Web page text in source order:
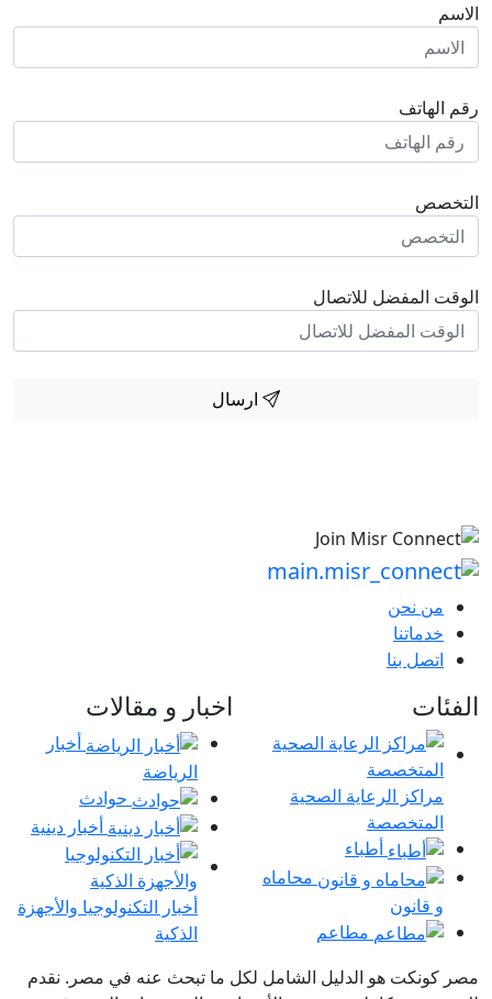
الاسم
رقم الهاتف
التخصص
الوقت المفضل للاتصال
ارسال
من نحن
خدماتنا
اتصل بنا
الفئات
مراكز الرعاية الصحية
المتخصصة
أطباء
محاماه
و قانون
مطاعم
اخبار و مقالات
أخبار
الرياضة
حوادث
أخبار دينية
أخبار التكنولوجيا والأجهزة
الذكية
مصر كونكت هو الدليل الشامل لكل ما تبحث عنه في مصر. نقدم